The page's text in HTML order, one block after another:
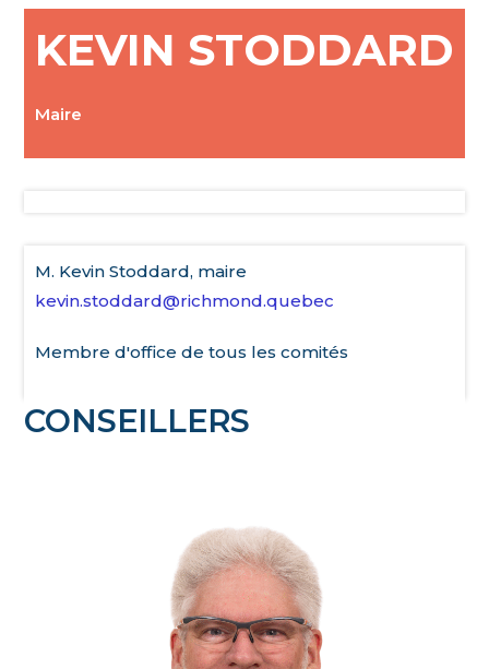
KEVIN STODDARD
Maire
M. Kevin Stoddard, maire
kevin.stoddard@richmond.quebec
Membre d'office de tous les comités
CONSEILLERS